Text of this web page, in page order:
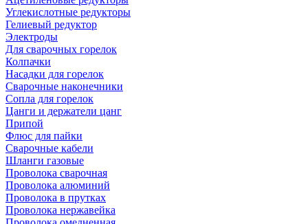
Углекислотные редукторы
Гелиевый редуктор
Электроды
Для сварочных горелок
Колпачки
Насадки для горелок
Сварочные наконечники
Сопла для горелок
Цанги и держатели цанг
Припой
Флюс для пайки
Сварочные кабели
Шланги газовые
Проволока сварочная
Проволока алюминий
Проволока в прутках
Проволока нержавейка